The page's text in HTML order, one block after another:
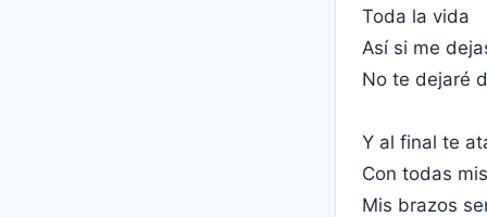
Toda la vida
Así si me
No te dejaré
Y al final te
Con todas
Mis brazos